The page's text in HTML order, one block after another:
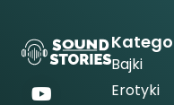
Bajki
Erotyki